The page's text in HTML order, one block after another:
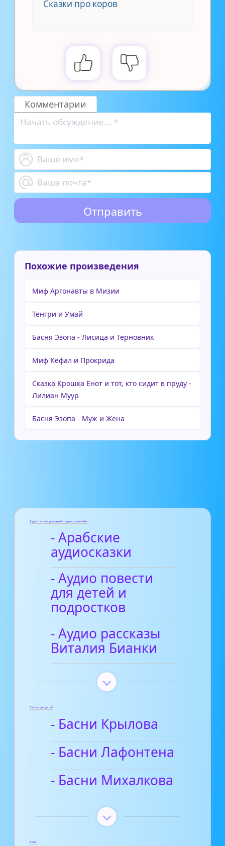
Сказки про коров
Комментарии
Похожие произведения
Миф Аргонавты в Мизии
Тенгри и Умай
Басня Эзопа - Лисица и Терновник
Миф Кефал и Прокрида
Сказка Крошка Енот и тот, кто сидит в пруду -
Лилиан Муур
Басня Эзопа - Муж и Жена
Аудиосказки для детей слушать онлайн
- Арабские
аудиосказки
- Аудио повести
для детей и
подростков
- Аудио рассказы
Виталия Бианки
Басни для детей
- Басни Крылова
- Басни Лафонтена
- Басни Михалкова
Блог